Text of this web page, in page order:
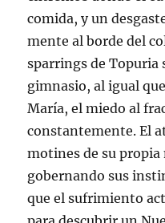
comida, y un
mente al borde del
sparrings de Topuria
gimnasio, al igual
María, el miedo al
constantemente. El
motines de su propia
gobernando sus
que el sufrimiento